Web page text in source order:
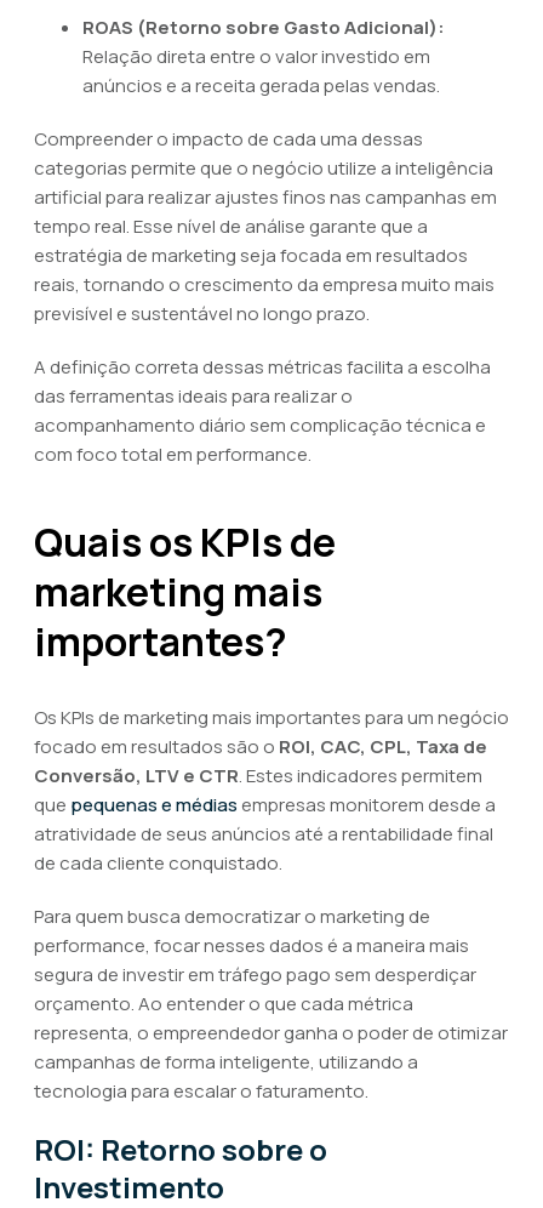
ROAS (Retorno sobre Gasto Adicional):
Relação direta entre o valor investido em
anúncios e a receita gerada pelas vendas.
Compreender o impacto de cada uma dessas
categorias permite que o negócio utilize a inteligência
artificial para realizar ajustes finos nas campanhas em
tempo real. Esse nível de análise garante que a
estratégia de marketing seja focada em resultados
reais, tornando o crescimento da empresa muito mais
previsível e sustentável no longo prazo.
A definição correta dessas métricas facilita a escolha
das ferramentas ideais para realizar o
acompanhamento diário sem complicação técnica e
com foco total em performance.
Quais os KPIs de
marketing mais
importantes?
Os KPIs de marketing mais importantes para um negócio
focado em resultados são o ROI, CAC, CPL, Taxa de
Conversão, LTV e CTR. Estes indicadores permitem
que pequenas e médias empresas monitorem desde a
atratividade de seus anúncios até a rentabilidade final
de cada cliente conquistado.
Para quem busca democratizar o marketing de
performance, focar nesses dados é a maneira mais
segura de investir em tráfego pago sem desperdiçar
orçamento. Ao entender o que cada métrica
representa, o empreendedor ganha o poder de otimizar
campanhas de forma inteligente, utilizando a
tecnologia para escalar o faturamento.
ROI: Retorno sobre o
Investimento